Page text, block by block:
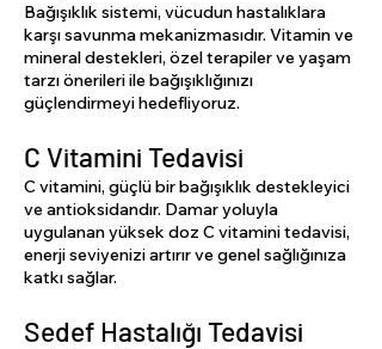
Bağışıklık sistemi, vücudun hastalıklara
karşı savunma mekanizmasıdır. Vitamin ve
mineral destekleri, özel terapiler ve yaşam
tarzı önerileri ile bağışıklığınızı
güçlendirmeyi hedefliyoruz.
C Vitamini Tedavisi
C vitamini, güçlü bir bağışıklık destekleyici
ve antioksidandır. Damar yoluyla
uygulanan yüksek doz C vitamini tedavisi,
enerji seviyenizi artırır ve genel sağlığınıza
katkı sağlar.
Sedef Hastalığı Tedavisi